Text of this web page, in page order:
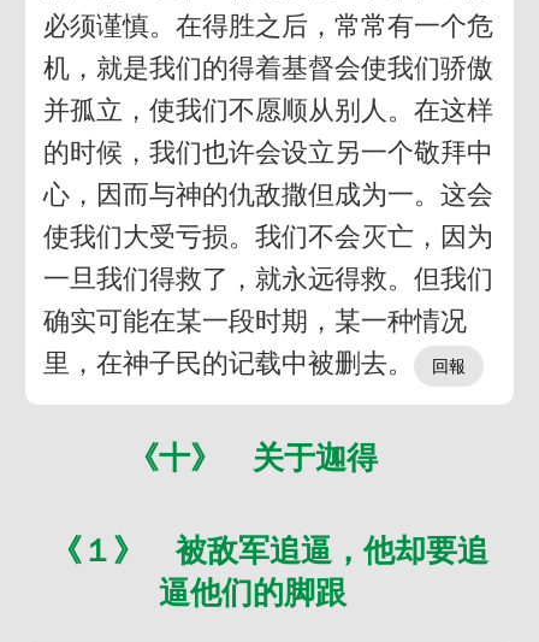
必须谨慎。在得胜之后，常常有一个危
机，就是我们的得着基督会使我们骄傲
并孤立，使我们不愿顺从别人。在这样
的时候，我们也许会设立另一个敬拜中
心，因而与神的仇敌撒但成为一。这会
使我们大受亏损。我们不会灭亡，因为
一旦我们得救了，就永远得救。但我们
确实可能在某一段时期，某一种情况
里，在神子民的记载中被删去。
《十》 关于迦得
《１》 被敌军追逼，他却要追
逼他们的脚跟